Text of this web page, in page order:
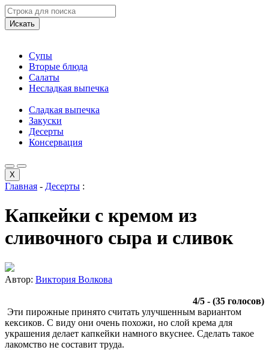
Искать
Супы
Вторые блюда
Салаты
Несладкая выпечка
Сладкая выпечка
Закуски
Десерты
Консервация
X
Главная - Десерты :
Капкейки с кремом из
сливочного сыра и сливок
Автор: Виктория Волкова
4/5 - (35 голосов)
Эти пирожные принято считать улучшенным вариантом
кексиков. С виду они очень похожи, но слой крема для
украшения делает капкейки намного вкуснее. Сделать такое
лакомство не составит труда.